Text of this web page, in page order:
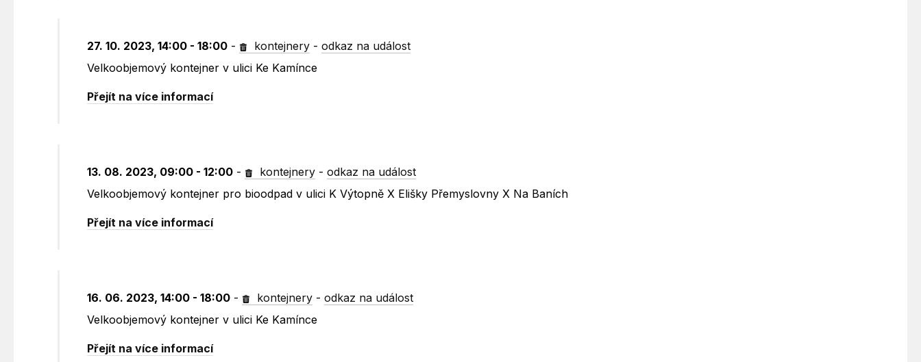
27. 10. 2023, 14:00 - 18:00 - kontejnery -odkaz na událost
Velkoobjemový kontejner v ulici Ke Kamínce
Přejít na více informací
13. 08. 2023, 09:00 - 12:00 - kontejnery -odkaz na událost
Velkoobjemový kontejner pro bioodpad v ulici K Výtopně X Elišky Přemyslovny X Na Baních
Přejít na více informací
16. 06. 2023, 14:00 - 18:00 - kontejnery -odkaz na událost
Velkoobjemový kontejner v ulici Ke Kamínce
Přejít na více informací